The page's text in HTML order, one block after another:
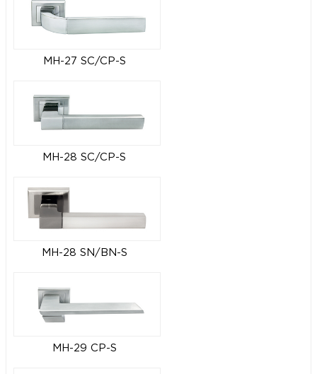
MH-27 SC/CP-S
MH-28 SC/CP-S
MH-28 SN/BN-S
MH-29 CP-S